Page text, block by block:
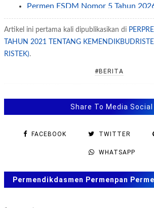
Permen ESDM Nomor 5 Tahun
Pemberian Tunjangan Kinerja
Jadwal Penerapan One Way dan
Libur Idul Fitri 2026
Permendagri Nomor 2 Tahun 2026
Pengelolaan Layanan Informasi
Kerja ASN Selama Ramadhan 2026
SE Menpan Nomor 1 Tahun 2026
Kepmenpan tentang Standar
SEB Menteri tentang Kawasan
Artikel ini pertama kali dipublikasikan di
TAHUN 2021 TENTANG
RISTEK).
#BERITA
Share To Media Social
FACEBOOK TWITTER
WHATSAPP
Permendikdasmen Permenpan